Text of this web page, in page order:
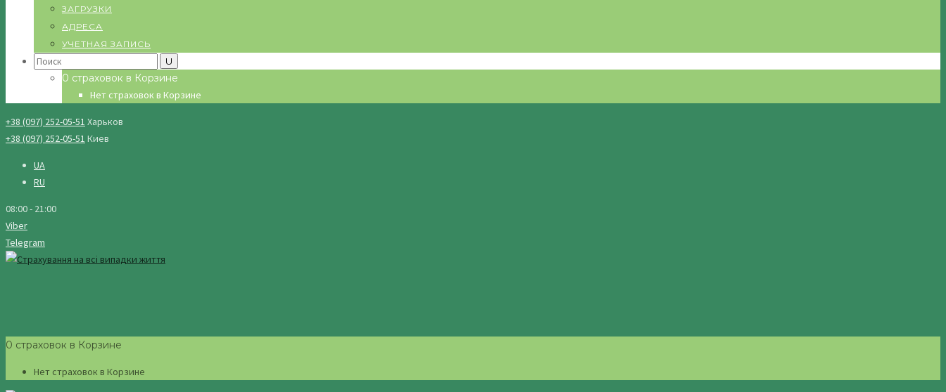
ЗАГРУЗКИ
АДРЕСА
УЧЕТНАЯ ЗАПИСЬ
Search
0 страховок в Корзине
Нет страховок в Корзине
+38 (097) 252-05-51 Харьков
+38 (097) 252-05-51 Киев
UA
RU
08:00 - 21:00
Viber
Telegram
0 страховок в Корзине
Нет страховок в Корзине